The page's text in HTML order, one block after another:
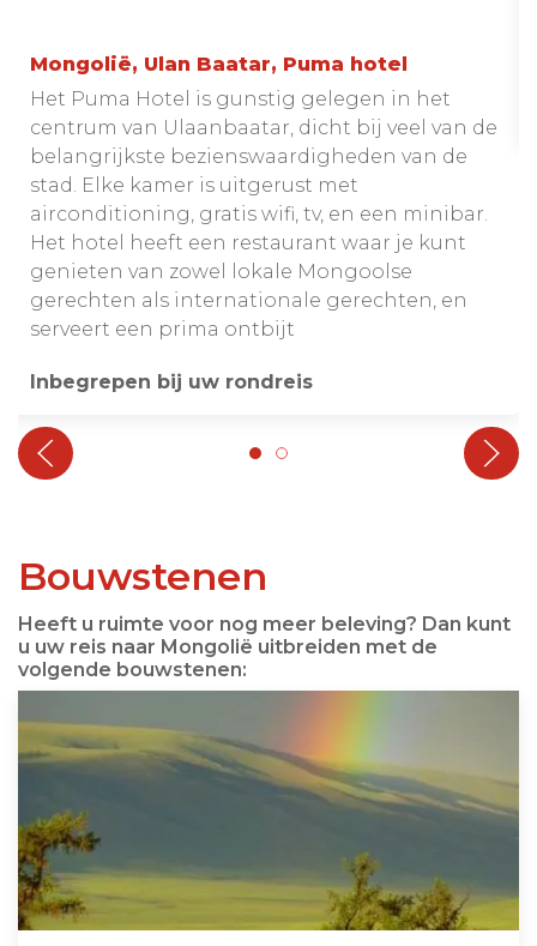
Mongolië, Ulan Baatar, Puma hotel
Het Puma Hotel is gunstig gelegen in het
centrum van Ulaanbaatar, dicht bij veel van de
belangrijkste bezienswaardigheden van de
stad. Elke kamer is uitgerust met
airconditioning, gratis wifi, tv, en een minibar.
Het hotel heeft een restaurant waar je kunt
genieten van zowel lokale Mongoolse
gerechten als internationale gerechten, en
serveert een prima ontbijt
Inbegrepen bij uw rondreis
Bouwstenen
Heeft u ruimte voor nog meer beleving? Dan kunt
u uw reis naar Mongolië uitbreiden met de
volgende bouwstenen: